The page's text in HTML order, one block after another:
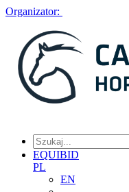
Organizator:
EQUIBID
PL
EN